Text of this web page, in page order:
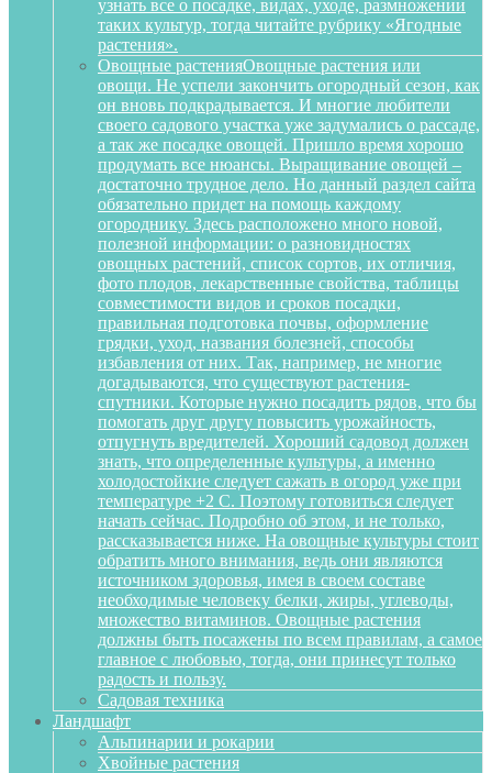
узнать все о посадке, видах, уходе, размножении
таких культур, тогда читайте рубрику «Ягодные
растения».
Овощные растенияОвощные растения или
овощи. Не успели закончить огородный сезон, как
он вновь подкрадывается. И многие любители
своего садового участка уже задумались о рассаде,
а так же посадке овощей. Пришло время хорошо
продумать все нюансы. Выращивание овощей –
достаточно трудное дело. Но данный раздел сайта
обязательно придет на помощь каждому
огороднику. Здесь расположено много новой,
полезной информации: о разновидностях
овощных растений, список сортов, их отличия,
фото плодов, лекарственные свойства, таблицы
совместимости видов и сроков посадки,
правильная подготовка почвы, оформление
грядки, уход, названия болезней, способы
избавления от них. Так, например, не многие
догадываются, что существуют растения-
спутники. Которые нужно посадить рядов, что бы
помогать друг другу повысить урожайность,
отпугнуть вредителей. Хороший садовод должен
знать, что определенные культуры, а именно
холодостойкие следует сажать в огород уже при
температуре +2 С. Поэтому готовиться следует
начать сейчас. Подробно об этом, и не только,
рассказывается ниже. На овощные культуры стоит
обратить много внимания, ведь они являются
источником здоровья, имея в своем составе
необходимые человеку белки, жиры, углеводы,
множество витаминов. Овощные растения
должны быть посажены по всем правилам, а самое
главное с любовью, тогда, они принесут только
радость и пользу.
Садовая техника
Ландшафт
Альпинарии и рокарии
Хвойные растения